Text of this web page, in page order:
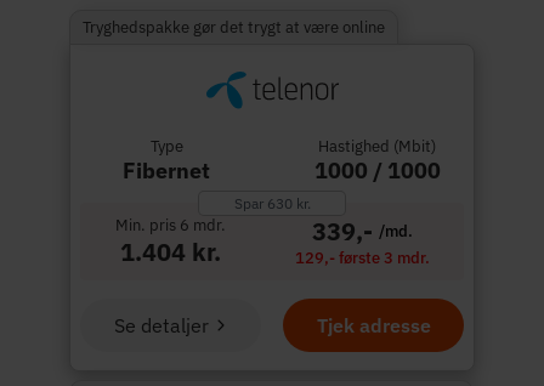
Tryghedspakke gør det trygt at være online
Type
Fibernet
Hastighed (Mbit)
1000 / 1000
Spar 630 kr.
Min. pris 6 mdr.
1.404 kr.
339,- /md.
129,- første 3 mdr.
Tjek adresse
Se detaljer